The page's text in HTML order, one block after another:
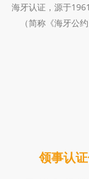
海牙认证，源于
（简称《海牙公
领事认